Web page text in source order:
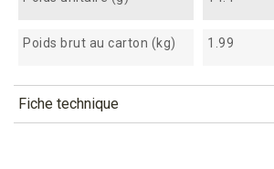
Poids brut au carton (kg) 1.99
Fiche technique